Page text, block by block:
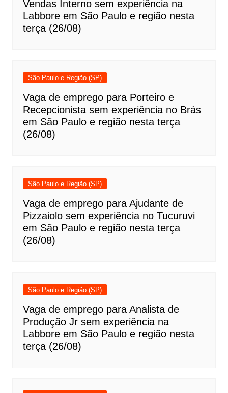
Vendas Interno sem experiência na
Labbore em São Paulo e região nesta
terça (26/08)
São Paulo e Região (SP)
Vaga de emprego para Porteiro e
Recepcionista sem experiência no Brás
em São Paulo e região nesta terça
(26/08)
São Paulo e Região (SP)
Vaga de emprego para Ajudante de
Pizzaiolo sem experiência no Tucuruvi
em São Paulo e região nesta terça
(26/08)
São Paulo e Região (SP)
Vaga de emprego para Analista de
Produção Jr sem experiência na
Labbore em São Paulo e região nesta
terça (26/08)